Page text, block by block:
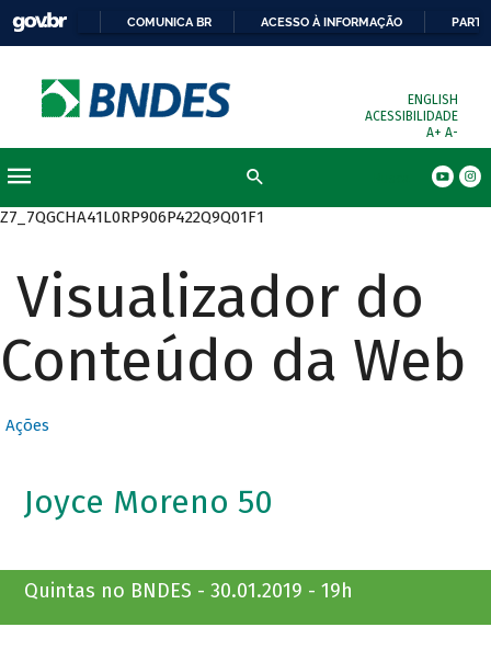
COMUNICA BR ACESSO À INFORMAÇÃO
ENGLISH
ACESSIBILIDADE
A+ A-
Z7_7QGCHA41L0RP906P422Q9Q01F1
Visualizador do
Conteúdo da Web
Ações
Joyce Moreno 50
Quintas no BNDES - 30.01.2019 - 19h